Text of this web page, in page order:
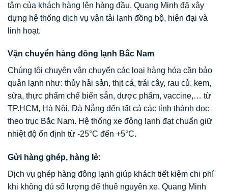
tâm của khách hàng lên hàng đầu, Quang Minh đã xây
dựng hệ thống dịch vụ vận tải lạnh đồng bộ, hiện đại và
linh hoạt.
Vận chuyển hàng đông lạnh Bắc Nam
Chúng tôi chuyên vận chuyển các loại hàng hóa cần bảo
quản lạnh như: thủy hải sản, thịt cá, trái cây, rau củ, kem,
sữa, thực phẩm chế biến sẵn, dược phẩm, vaccine,… từ
TP.HCM, Hà Nội, Đà Nẵng đến tất cả các tỉnh thành dọc
theo trục Bắc Nam. Hệ thống xe đông lạnh đạt chuẩn giữ
nhiệt độ ổn định từ -25°C đến +5°C.
Gửi hàng ghép, hàng lẻ:
Dịch vụ ghép hàng đông lạnh giúp khách tiết kiệm chi phí
khi không đủ số lượng để thuê nguyên xe. Quang Minh